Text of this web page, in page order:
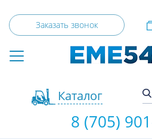
Заказать звонок
Каталог
8 (705)